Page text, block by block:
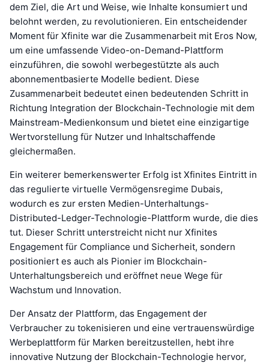
dem Ziel, die Art und Weise, wie Inhalte konsumiert und
belohnt werden, zu revolutionieren. Ein entscheidender
Moment für Xfinite war die Zusammenarbeit mit Eros Now,
um eine umfassende Video-on-Demand-Plattform
einzuführen, die sowohl werbegestützte als auch
abonnementbasierte Modelle bedient. Diese
Zusammenarbeit bedeutet einen bedeutenden Schritt in
Richtung Integration der Blockchain-Technologie mit dem
Mainstream-Medienkonsum und bietet eine einzigartige
Wertvorstellung für Nutzer und Inhaltschaffende
gleichermaßen.
Ein weiterer bemerkenswerter Erfolg ist Xfinites Eintritt in
das regulierte virtuelle Vermögensregime Dubais,
wodurch es zur ersten Medien-Unterhaltungs-
Distributed-Ledger-Technologie-Plattform wurde, die dies
tut. Dieser Schritt unterstreicht nicht nur Xfinites
Engagement für Compliance und Sicherheit, sondern
positioniert es auch als Pionier im Blockchain-
Unterhaltungsbereich und eröffnet neue Wege für
Wachstum und Innovation.
Der Ansatz der Plattform, das Engagement der
Verbraucher zu tokenisieren und eine vertrauenswürdige
Werbeplattform für Marken bereitzustellen, hebt ihre
innovative Nutzung der Blockchain-Technologie hervor,